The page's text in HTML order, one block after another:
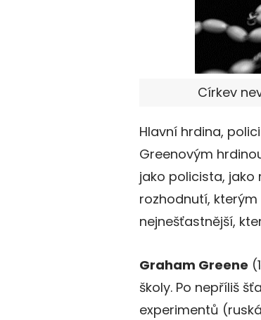
Církev
Hlavní hrdina,
Greenovým
jako policista, jako
rozhodnutí,
nejnešťastnější,
Graham Greene
školy. Po nepříliš
experimentů